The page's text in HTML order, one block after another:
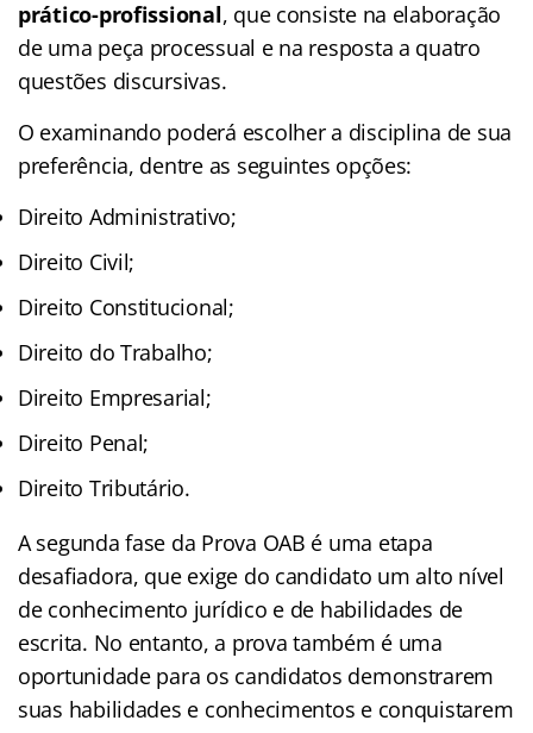
prático-profissional, que consiste na elaboração
de uma peça processual e na resposta a quatro
questões discursivas.
O examinando poderá escolher a disciplina de sua
preferência, dentre as seguintes opções:
Direito Administrativo;
Direito Civil;
Direito Constitucional;
Direito do Trabalho;
Direito Empresarial;
Direito Penal;
Direito Tributário.
A segunda fase da Prova OAB é uma etapa
desafiadora, que exige do candidato um alto nível
de conhecimento jurídico e de habilidades de
escrita. No entanto, a prova também é uma
oportunidade para os candidatos demonstrarem
suas habilidades e conhecimentos e conquistarem